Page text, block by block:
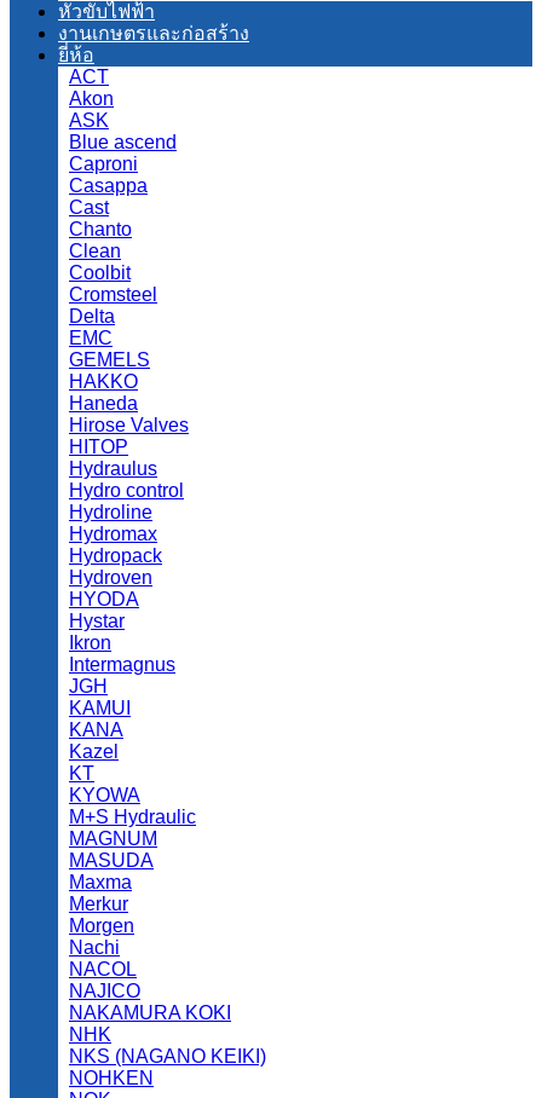
หัวขับไฟฟ้า
งานเกษตรและก่อสร้าง
ยี่ห้อ
ACT
Akon
ASK
Blue ascend
Caproni
Casappa
Cast
Chanto
Clean
Coolbit
Cromsteel
Delta
EMC
GEMELS
HAKKO
Haneda
Hirose Valves
HITOP
Hydraulus
Hydro control
Hydroline
Hydromax
Hydropack
Hydroven
HYODA
Hystar
Ikron
Intermagnus
JGH
KAMUI
KANA
Kazel
KT
KYOWA
M+S Hydraulic
MAGNUM
MASUDA
Maxma
Merkur
Morgen
Nachi
NACOL
NAJICO
NAKAMURA KOKI
NHK
NKS (NAGANO KEIKI)
NOHKEN